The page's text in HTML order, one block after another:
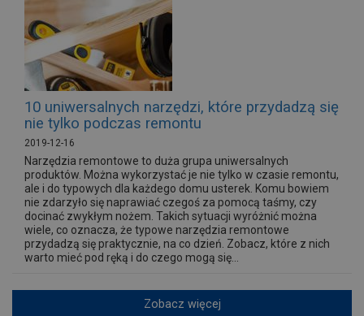
10 uniwersalnych narzędzi, które przydadzą się
nie tylko podczas remontu
2019-12-16
Narzędzia remontowe to duża grupa uniwersalnych
produktów. Można wykorzystać je nie tylko w czasie remontu,
ale i do typowych dla każdego domu usterek. Komu bowiem
nie zdarzyło się naprawiać czegoś za pomocą taśmy, czy
docinać zwykłym nożem. Takich sytuacji wyróżnić można
wiele, co oznacza, że typowe narzędzia remontowe
przydadzą się praktycznie, na co dzień. Zobacz, które z nich
warto mieć pod ręką i do czego mogą się...
Zobacz więcej